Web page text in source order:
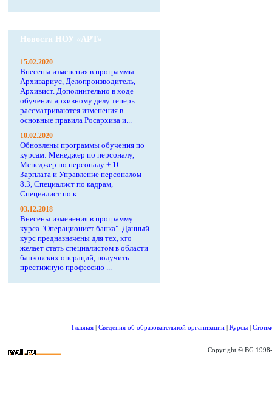
Новости НОУ «АРТ»
15.02.2020
Внесены изменения в программы:
Архивариус, Делопроизводитель,
Архивист. Дополнительно в ходе
обучения архивному делу теперь
рассматриваются изменения в
основные правила Росархива и...
10.02.2020
Обновлены программы обучения по
курсам: Менеджер по персоналу,
Менеджер по персоналу + 1С:
Зарплата и Управление персоналом
8.3, Специалист по кадрам,
Специалист по к...
03.12.2018
Внесены изменения в программу
курса "Операционист банка". Данный
курс предназначены для тех, кто
желает стать специалистом в области
банковских операций, получить
престижную профессию ...
Главная | Сведения об образовательной организации | Курсы |
Copyright © BG